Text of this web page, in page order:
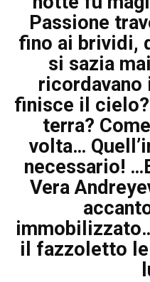
Passione
fino ai brividi,
si sazia
ricordavano
finisce il
terra?
volta…
necessario!
Vera
il fazzoletto